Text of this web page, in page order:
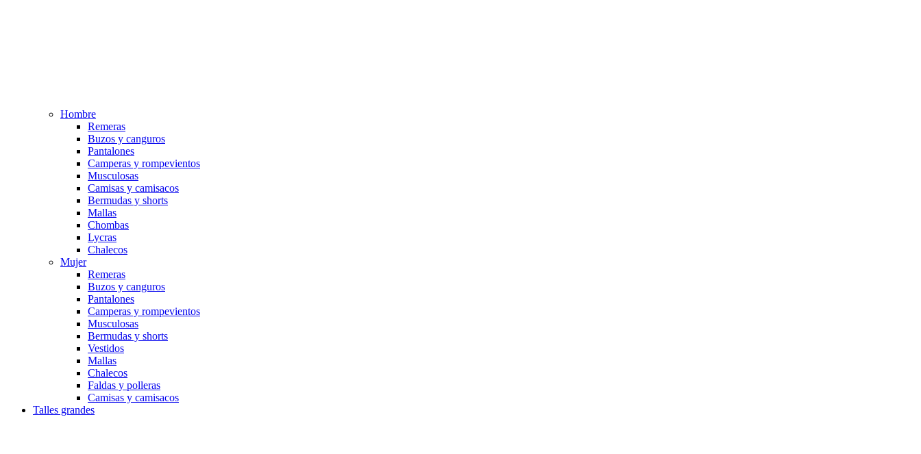
Hombre
Remeras
Buzos y canguros
Pantalones
Camperas y rompevientos
Musculosas
Camisas y camisacos
Bermudas y shorts
Mallas
Chombas
Lycras
Chalecos
Mujer
Remeras
Buzos y canguros
Pantalones
Camperas y rompevientos
Musculosas
Bermudas y shorts
Vestidos
Mallas
Chalecos
Faldas y polleras
Camisas y camisacos
Talles grandes